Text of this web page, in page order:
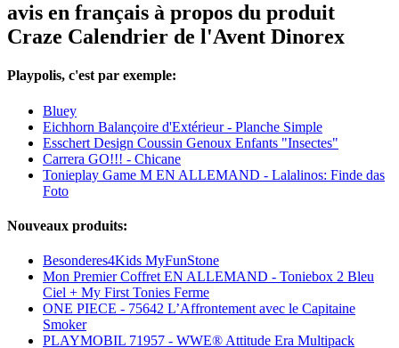
avis en français à propos du produit
Craze Calendrier de l'Avent Dinorex
Playpolis, c'est par exemple:
Bluey
Eichhorn Balançoire d'Extérieur - Planche Simple
Esschert Design Coussin Genoux Enfants "Insectes"
Carrera GO!!! - Chicane
Tonieplay Game M EN ALLEMAND - Lalalinos: Finde das
Foto
Nouveaux produits:
Besonderes4Kids MyFunStone
Mon Premier Coffret EN ALLEMAND - Toniebox 2 Bleu
Ciel + My First Tonies Ferme
ONE PIECE - 75642 L’Affrontement avec le Capitaine
Smoker
PLAYMOBIL 71957 - WWE® Attitude Era Multipack